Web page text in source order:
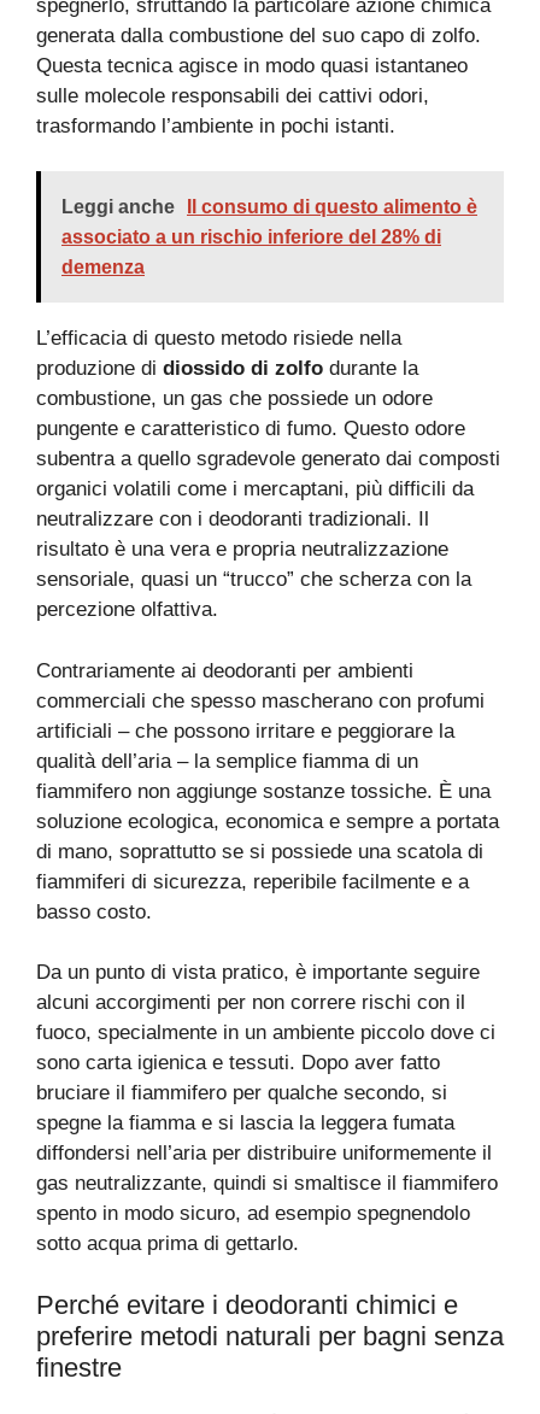
spegnerlo, sfruttando la particolare azione chimica
generata dalla combustione del suo capo di zolfo.
Questa tecnica agisce in modo quasi istantaneo
sulle molecole responsabili dei cattivi odori,
trasformando l’ambiente in pochi istanti.
Leggi anche
Il consumo di questo alimento è
associato a un rischio inferiore del 28% di
demenza
L’efficacia di questo metodo risiede nella
produzione di diossido di zolfo durante la
combustione, un gas che possiede un odore
pungente e caratteristico di fumo. Questo odore
subentra a quello sgradevole generato dai composti
organici volatili come i mercaptani, più difficili da
neutralizzare con i deodoranti tradizionali. Il
risultato è una vera e propria neutralizzazione
sensoriale, quasi un “trucco” che scherza con la
percezione olfattiva.
Contrariamente ai deodoranti per ambienti
commerciali che spesso mascherano con profumi
artificiali – che possono irritare e peggiorare la
qualità dell’aria – la semplice fiamma di un
fiammifero non aggiunge sostanze tossiche. È una
soluzione ecologica, economica e sempre a portata
di mano, soprattutto se si possiede una scatola di
fiammiferi di sicurezza, reperibile facilmente e a
basso costo.
Da un punto di vista pratico, è importante seguire
alcuni accorgimenti per non correre rischi con il
fuoco, specialmente in un ambiente piccolo dove ci
sono carta igienica e tessuti. Dopo aver fatto
bruciare il fiammifero per qualche secondo, si
spegne la fiamma e si lascia la leggera fumata
diffondersi nell’aria per distribuire uniformemente il
gas neutralizzante, quindi si smaltisce il fiammifero
spento in modo sicuro, ad esempio spegnendolo
sotto acqua prima di gettarlo.
Perché evitare i deodoranti chimici e
preferire metodi naturali per bagni senza
finestre